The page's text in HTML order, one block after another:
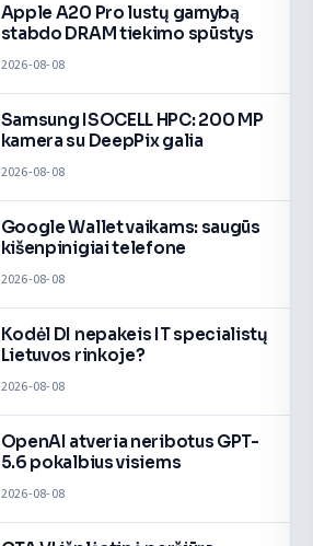
Apple A20 Pro lustų gamybą
stabdo DRAM tiekimo spūstys
2026-08-08
Samsung ISOCELL HPC: 200 MP
kamera su DeepPix galia
2026-08-08
Google Wallet vaikams: saugūs
kišenpinigiai telefone
2026-08-08
Kodėl DI nepakeis IT specialistų
Lietuvos rinkoje?
2026-08-08
OpenAI atveria neribotus GPT-
5.6 pokalbius visiems
2026-08-08